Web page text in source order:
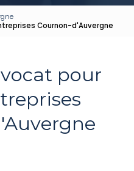
Cournon-d'Auvergne
pour